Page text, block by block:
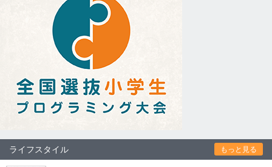
ライフスタイル もっと見る